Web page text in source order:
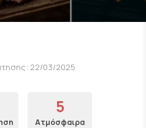
22/03/2025
5
Ατμόσφαιρα